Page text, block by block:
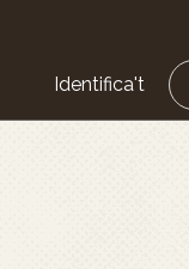
Identifica't